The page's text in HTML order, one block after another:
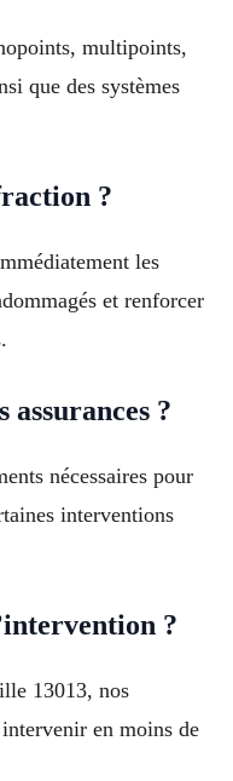
multipoints,
que des systèmes
?
les
et renforcer
assurances ?
nécessaires pour
interventions
?
13013, nos
en moins de